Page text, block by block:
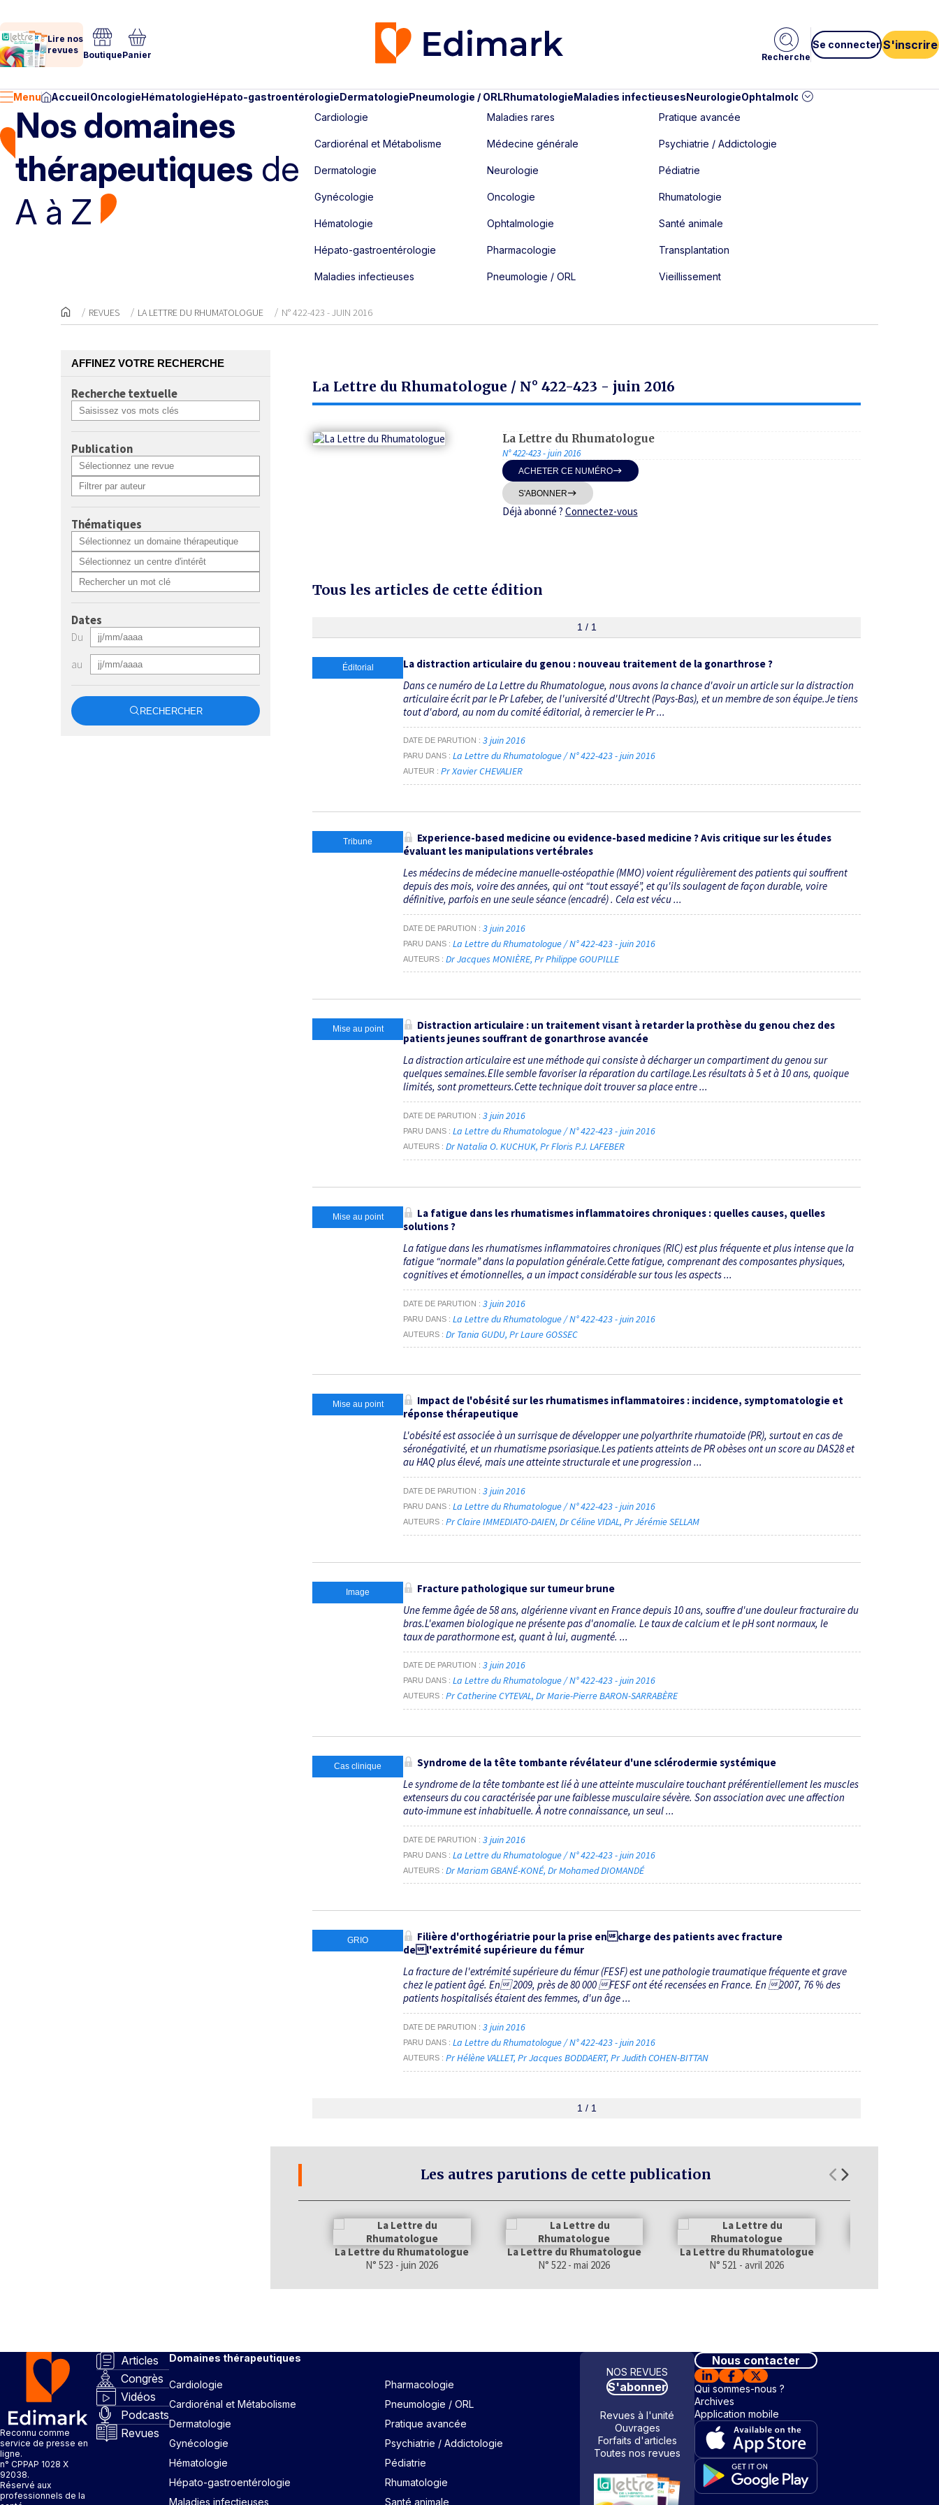
Lire nos
revues BoutiquePanier Recherche
Se connecter S'inscrire
Menu AccueilOncologieHématologieHépato-gastroentérologieDermatologiePneumologie / ORLRhumatologieMaladies infectieusesNeurologieOphtalmologie
Nos domaines
thérapeutiques de
A à Z
Cardiologie
Cardiorénal et Métabolisme
Dermatologie
Gynécologie
Hématologie
Hépato-gastroentérologie
Maladies infectieuses
Maladies rares
Médecine générale
Neurologie
Oncologie
Ophtalmologie
Pharmacologie
Pneumologie / ORL
Pratique avancée
Psychiatrie / Addictologie
Pédiatrie
Rhumatologie
Santé animale
Transplantation
Vieillissement
REVUES LA LETTRE DU RHUMATOLOGUE N° 422-423 - JUIN 2016
AFFINEZ VOTRE RECHERCHE
Recherche textuelle
Publication
Thématiques
Dates
Du
au
RECHERCHER
La Lettre du Rhumatologue / N° 422-423 - juin 2016
La Lettre du Rhumatologue
N° 422-423 - juin 2016
ACHETER CE NUMÉRO
S'ABONNER
Déjà abonné ? Connectez-vous
Tous les articles de cette édition
1 / 1
Éditorial
La distraction articulaire du genou : nouveau traitement de la gonarthrose ?
Dans ce numéro de La Lettre du Rhumatologue, nous avons la chance d'avoir un article sur la distraction
articulaire écrit par le Pr Lafeber, de l'université d'Utrecht (Pays-Bas), et un membre de son équipe.Je tiens
tout d'abord, au nom du comité éditorial, à remercier le Pr ...
DATE DE PARUTION 3 juin 2016
PARU DANS La Lettre du Rhumatologue / N° 422-423 - juin 2016
AUTEUR Pr Xavier CHEVALIER
Tribune
Experience-based medicine ou evidence-based medicine ? Avis critique sur les études
évaluant les manipulations vertébrales
Les médecins de médecine manuelle-ostéopathie (MMO) voient régulièrement des patients qui souffrent
depuis des mois, voire des années, qui ont “tout essayé”, et qu'ils soulagent de façon durable, voire
définitive, parfois en une seule séance (encadré) . Cela est vécu ...
DATE DE PARUTION 3 juin 2016
PARU DANS La Lettre du Rhumatologue / N° 422-423 - juin 2016
AUTEURS Dr Jacques MONIÈRE Pr Philippe GOUPILLE
Mise au point
Distraction articulaire : un traitement visant à retarder la prothèse du genou chez des
patients jeunes souffrant de gonarthrose avancée
La distraction articulaire est une méthode qui consiste à décharger un compartiment du genou sur
quelques semaines.Elle semble favoriser la réparation du cartilage.Les résultats à 5 et à 10 ans, quoique
limités, sont prometteurs.Cette technique doit trouver sa place entre ...
DATE DE PARUTION 3 juin 2016
PARU DANS La Lettre du Rhumatologue / N° 422-423 - juin 2016
AUTEURS Dr Natalia O. KUCHUK Pr Floris P.J. LAFEBER
Mise au point
La fatigue dans les rhumatismes inflammatoires chroniques : quelles causes, quelles
solutions ?
La fatigue dans les rhumatismes inflammatoires chroniques (RIC) est plus fréquente et plus intense que la
fatigue “normale” dans la population générale.Cette fatigue, comprenant des composantes physiques,
cognitives et émotionnelles, a un impact considérable sur tous les aspects ...
DATE DE PARUTION 3 juin 2016
PARU DANS La Lettre du Rhumatologue / N° 422-423 - juin 2016
AUTEURS Dr Tania GUDU Pr Laure GOSSEC
Mise au point
Impact de l'obésité sur les rhumatismes inflammatoires : incidence, symptomatologie et
réponse thérapeutique
L'obésité est associée à un surrisque de développer une polyarthrite rhumatoïde (PR), surtout en cas de
séronégativité, et un rhumatisme psoriasique.Les patients atteints de PR obèses ont un score au DAS28 et
au HAQ plus élevé, mais une atteinte structurale et une progression ...
DATE DE PARUTION 3 juin 2016
PARU DANS La Lettre du Rhumatologue / N° 422-423 - juin 2016
AUTEURS Pr Claire IMMEDIATO-DAIEN Dr Céline VIDAL Pr Jérémie SELLAM
Image
Fracture pathologique sur tumeur brune
Une femme âgée de 58 ans, algérienne vivant en France depuis 10 ans, souffre d'une douleur fracturaire du
bras.L'examen biologique ne présente pas d'anomalie. Le taux de calcium et le pH sont normaux, le
taux de parathormone est, quant à lui, augmenté. ...
DATE DE PARUTION 3 juin 2016
PARU DANS La Lettre du Rhumatologue / N° 422-423 - juin 2016
AUTEURS Pr Catherine CYTEVAL Dr Marie-Pierre BARON-SARRABÈRE
Cas clinique
Syndrome de la tête tombante révélateur d'une sclérodermie systémique
Le syndrome de la tête tombante est lié à une atteinte musculaire touchant préférentiellement les muscles
extenseurs du cou caractérisée par une faiblesse musculaire sévère. Son association avec une affection
auto-immune est inhabituelle. À notre connaissance, un seul ...
DATE DE PARUTION 3 juin 2016
PARU DANS La Lettre du Rhumatologue / N° 422-423 - juin 2016
AUTEURS Dr Mariam GBANÉ-KONÉ Dr Mohamed DIOMANDÉ
GRIO
Filière d'orthogériatrie pour la prise encharge des patients avec fracture
del'extrémité supérieure du fémur
La fracture de l'extrémité supérieure du fémur (FESF) est une pathologie traumatique fréquente et grave
chez le patient âgé. En 2009, près de 80 000 FESF ont été recensées en France. En 2007, 76 % des
patients hospitalisés étaient des femmes, d'un âge ...
DATE DE PARUTION 3 juin 2016
PARU DANS La Lettre du Rhumatologue / N° 422-423 - juin 2016
AUTEURS Pr Hélène VALLET Pr Jacques BODDAERT Pr Judith COHEN-BITTAN
1 / 1
Les autres parutions de cette publication
La Lettre du Rhumatologue
N° 523 - juin 2026
La Lettre du Rhumatologue
N° 522 - mai 2026
La Lettre du Rhumatologue
N° 521 - avril 2026
Reconnu comme
service de presse en
ligne.
n° CPPAP 1028 X
92038.
Réservé aux
professionnels de la
Articles
Congrès
Vidéos
Podcasts
Revues
Domaines thérapeutiques
Cardiologie
Cardiorénal et Métabolisme
Dermatologie
Gynécologie
Hématologie
Hépato-gastroentérologie
Maladies infectieuses
Pharmacologie
Pneumologie / ORL
Pratique avancée
Psychiatrie / Addictologie
Pédiatrie
Rhumatologie
Santé animale
NOS REVUES
S'abonner
Revues à l'unité
Ouvrages
Forfaits d'articles
Toutes nos revues
Nous contacter
Qui sommes-nous ?
Archives
Application mobile